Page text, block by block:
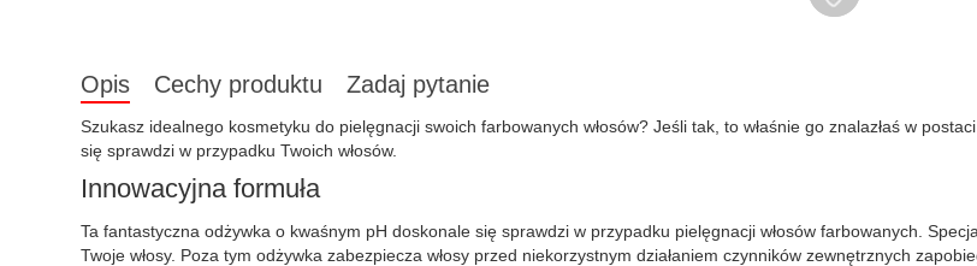
Opis Cechy produktu Zadaj pytanie
Szukasz idealnego kosmetyku do pielęgnacji swoich farbowanych włosów? Jeśli tak, to właśnie go znalazłaś w
się sprawdzi w przypadku Twoich włosów.
Innowacyjna formuła
Ta fantastyczna odżywka o kwaśnym pH doskonale się sprawdzi w przypadku pielęgnacji włosów farbowanych.
Twoje włosy. Poza tym odżywka zabezpiecza włosy przed niekorzystnym działaniem czynników zewnętrznych